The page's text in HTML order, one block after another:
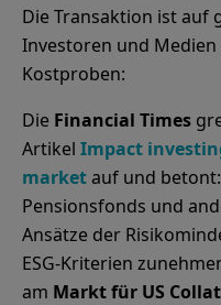
Die Transaktion ist auf
Investoren und Medien
Kostproben:
Die Financial Times
Artikel Impact
marketauf und
Pensionsfonds und
Ansätze der
ESG-Kriterien
am Markt für US